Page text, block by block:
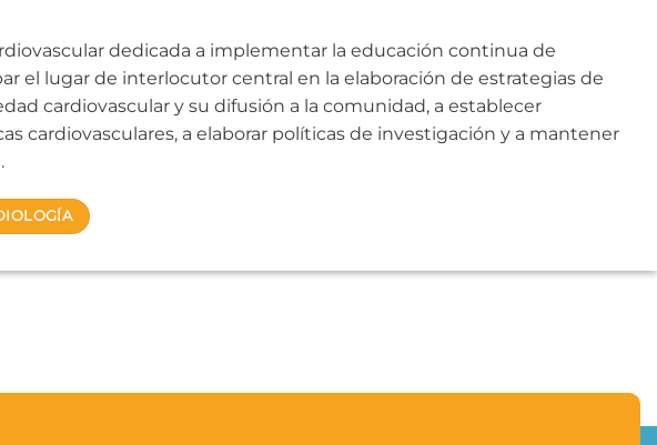
dedicada a implementar la educación continua de
el lugar de interlocutor central en la elaboración de estrategias de
cardiovascular y su difusión a la comunidad, a establecer
cardiovasculares, a elaborar políticas de investigación y a mantener